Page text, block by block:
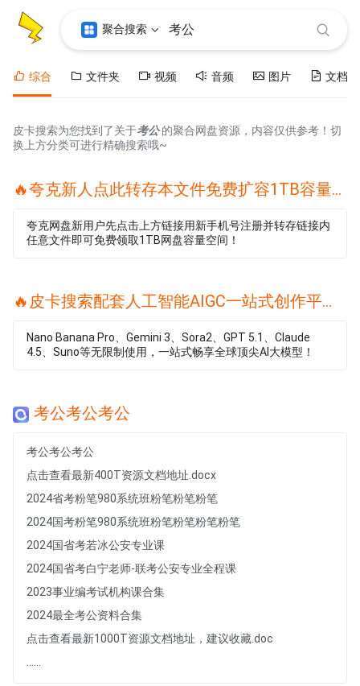
聚合搜索
综合 文件夹 视频 音频 图片 文档
皮卡搜索为您找到了关于考公的聚合网盘资源，内容仅供参考！切
换上方分类可进行精确搜索哦~
🔥夸克新人点此转存本文件免费扩容1TB容量🔥
夸克网盘新用户先点击上方链接用新手机号注册并转存链接内
任意文件即可免费领取1TB网盘容量空间！
🔥皮卡搜索配套人工智能AIGC一站式创作平台🔥
Nano Banana Pro、Gemini 3、Sora2、GPT 5.1、Claude
4.5、Suno等无限制使用，一站式畅享全球顶尖AI大模型！
考公考公考公
考公考公考公
点击查看最新400T资源文档地址.docx
2024省考粉笔980系统班粉笔粉笔粉笔
2024国考粉笔980系统班粉笔粉笔粉笔粉笔
2024国省考若冰公安专业课
2024国省考白宁老师-联考公安专业全程课
2023事业编考试机构课合集
2024最全考公资料合集
点击查看最新1000T资源文档地址，建议收藏.doc